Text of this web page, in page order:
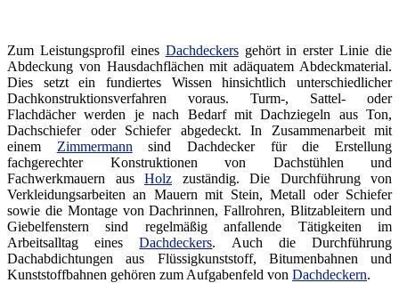
Zum Leistungsprofil eines Dachdeckersgehört in erster Linie die
Abdeckung von Hausdachflächen mit adäquatem Abdeckmaterial.
Dies setzt ein fundiertes Wissen hinsichtlich unterschiedlicher
Dachkonstruktionsverfahren voraus. Turm-, Sattel- oder
Flachdächer werden je nach Bedarf mit Dachziegeln aus Ton,
Dachschiefer oder Schiefer abgedeckt. In Zusammenarbeit mit
einem Zimmermann sind Dachdecker für die Erstellung
fachgerechter Konstruktionen von Dachstühlen und
Fachwerkmauern aus Holz zuständig. Die Durchführung von
Verkleidungsarbeiten an Mauern mit Stein, Metall oder Schiefer
sowie die Montage von Dachrinnen, Fallrohren, Blitzableitern und
Giebelfenstern sind regelmäßig anfallende Tätigkeiten im
Arbeitsalltag einesDachdeckers. Auch die Durchführung
Dachabdichtungen aus Flüssigkunststoff, Bitumenbahnen und
Kunststoffbahnen gehören zum Aufgabenfeld von Dachdeckern.